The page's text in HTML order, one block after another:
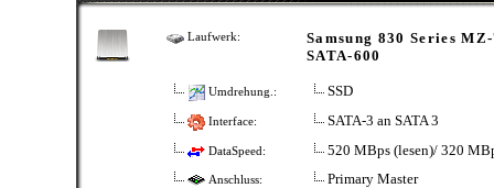
Laufwerk:
Samsung 830 Series
SATA-600
Umdrehung.: SSD
Interface: SATA-3 an SATA 3
DataSpeed: 520 MBps (lesen)/ 320
Anschluss: Primary Master